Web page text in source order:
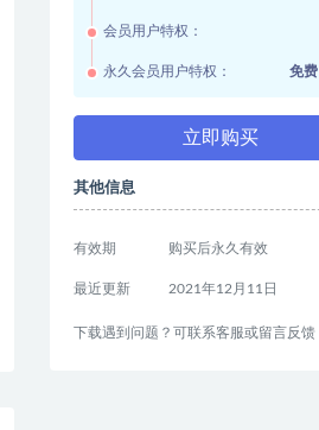
会员用户特权：
永久会员用户特权： 免费
立即购买
其他信息
有效期 购买后永久有效
最近更新 2021年12月11日
下载遇到问题？可联系客服或留言反馈